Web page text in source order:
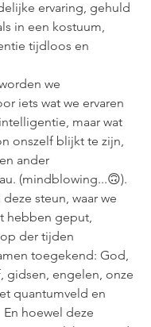
ervaring, gehuld
in een kostuum,
tijdloos en
we
iets wat we ervaren
maar wat
onszelf blijkt te zijn,
ander
(mindblowing...🙃).
steun, waar we
hebben geput,
der tijden
toegekend: God,
gidsen, engelen, onze
quantumveld en
hoewel deze